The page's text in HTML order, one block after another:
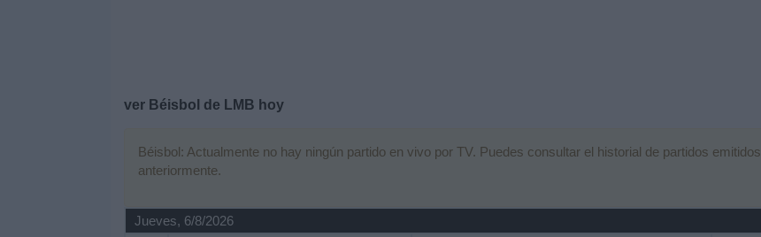
ver Béisbol de LMB hoy
Béisbol: Actualmente no hay ningún partido en vivo por TV. Puedes consultar el historial de partidos emitidos
anteriormente.
Jueves, 6/8/2026